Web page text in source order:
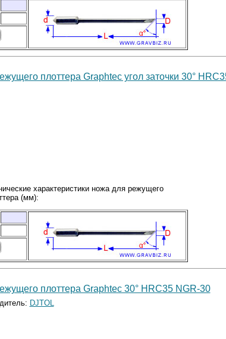
плоттера Graphtec угол заточки 30°
характеристики ножа для режущего
(мм):
плоттера Graphtec 30° HRC35 NGR-30
DJTOL